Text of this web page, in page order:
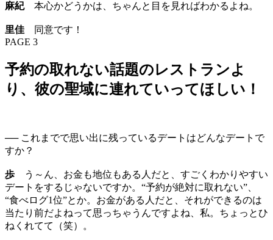
麻紀 本心かどうかは、ちゃんと目を見ればわかるよね。
里佳
同意です！
PAGE 3
予約の取れない話題のレストランよ
り、彼の聖域に連れていってほしい！
── これまでで思い出に残っているデートはどんなデートで
すか？
歩
う～ん、お金も地位もある人だと、すごくわかりやすい
デートをするじゃないですか。“予約が絶対に取れない”、
“食べログ1位”とか。お金がある人だと、それができるのは
当たり前だよねって思っちゃうんですよね、私。ちょっとひ
ねくれてて（笑）。